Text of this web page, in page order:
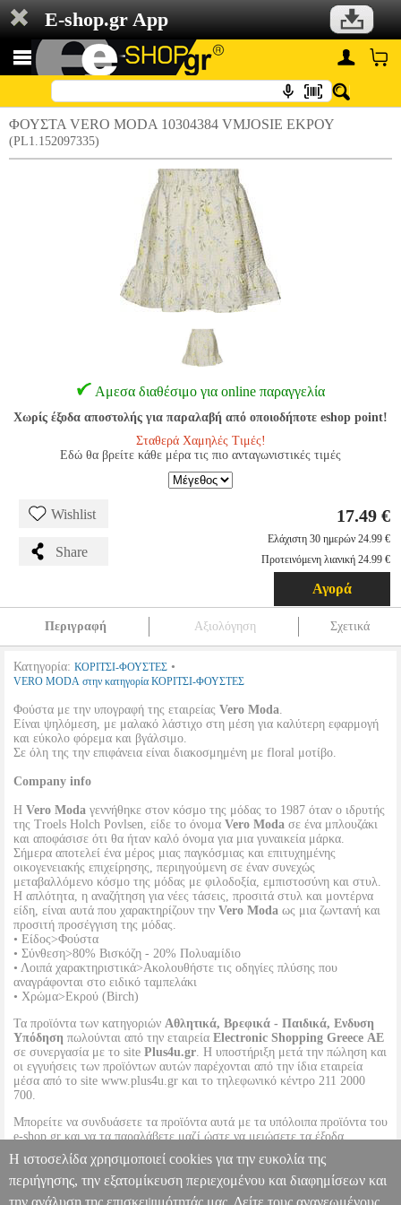
E-shop.gr App
ΦΟΥΣΤΑ VERO MODA 10304384 VMJOSIE ΕΚΡΟΥ
(PL1.152097335)
Αμεσα διαθέσιμο για online παραγγελία
Χωρίς έξοδα αποστολής για παραλαβή από οποιοδήποτε eshop point!
Σταθερά Χαμηλές Τιμές!
Εδώ θα βρείτε κάθε μέρα τις πιο ανταγωνιστικές τιμές
Wishlist
Share
17.49 €
Ελάχιστη 30 ημερών 24.99 €
Προτεινόμενη λιανική 24.99 €
Αγορά
Περιγραφή Αξιολόγηση Σχετικά
Κατηγορία: ΚΟΡΙΤΣΙ-ΦΟΥΣΤΕΣ •
VERO MODA στην κατηγορία ΚΟΡΙΤΣΙ-ΦΟΥΣΤΕΣ
Φούστα με την υπογραφή της εταιρείας Vero Moda.
Είναι ψηλόμεση, με μαλακό λάστιχο στη μέση για καλύτερη εφαρμογή
και εύκολο φόρεμα και βγάλσιμο.
Σε όλη της την επιφάνεια είναι διακοσμημένη με floral μοτίβο.
Company info
Η Vero Moda γεννήθηκε στον κόσμο της μόδας το 1987 όταν ο ιδρυτής
της Troels Holch Povlsen, είδε το όνομα Vero Moda σε ένα μπλουζάκι
και αποφάσισε ότι θα ήταν καλό όνομα για μια γυναικεία μάρκα.
Σήμερα αποτελεί ένα μέρος μιας παγκόσμιας και επιτυχημένης
οικογενειακής επιχείρησης, περιηγούμενη σε έναν συνεχώς
μεταβαλλόμενο κόσμο της μόδας με φιλοδοξία, εμπιστοσύνη και στυλ.
Η απλότητα, η αναζήτηση για νέες τάσεις, προσιτά στυλ και μοντέρνα
είδη, είναι αυτά που χαρακτηρίζουν την Vero Moda ως μια ζωντανή και
προσιτή προσέγγιση της μόδας.
• Είδος>Φούστα
• Σύνθεση>80% Βισκόζη - 20% Πολυαμίδιο
• Λοιπά χαρακτηριστικά>Ακολουθήστε τις οδηγίες πλύσης που
αναγράφονται στο ειδικό ταμπελάκι
• Χρώμα>Εκρού (Birch)
Τα προϊόντα των κατηγοριών Αθλητικά, Βρεφικά - Παιδικά, Ενδυση
Υπόδηση πωλούνται από την εταιρεία Electronic Shopping Greece ΑΕ
σε συνεργασία με το site Plus4u.gr. Η υποστήριξη μετά την πώληση και
οι εγγυήσεις των προϊόντων αυτών παρέχονται από την ίδια εταιρεία
μέσα από το site www.plus4u.gr και το τηλεφωνικό κέντρο 211 2000
700.
Μπορείτε να συνδυάσετε τα προϊόντα αυτά με τα υπόλοιπα προϊόντα του
e-shop.gr και να τα παραλάβετε μαζί ώστε να μειώσετε τα έξοδα
αποστολής. Μπορείτε επίσης να παραλάβετε από οποιοδήποτε eshop
point με μηδενικά έξοδα αποστολής ανεξαρτήτως ύψους παραγγελίας!
Η ιστοσελίδα χρησιμοποιεί cookies για την ευκολία της
περιήγησης, την εξατομίκευση περιεχομένου και διαφημίσεων και
την ανάλυση της επισκεψιμότητάς μας. Δείτε τους ανανεωμένους